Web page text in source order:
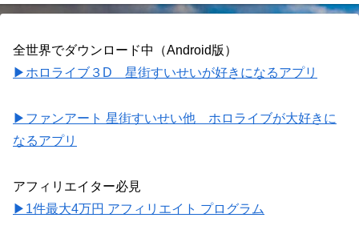
全世界でダウンロード中（Android版）
▶ホロライブ３D 星街すいせいが好きになるアプリ
▶ファンアート 星街すいせい他 ホロライブが大好きに
なるアプリ
アフィリエイター必見
▶1件最大4万円 アフィリエイト プログラム